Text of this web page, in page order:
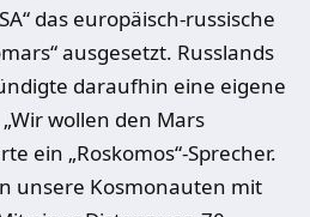
das europäisch-russische
ausgesetzt. Russlands
daraufhin eine eigene
wollen den Mars
ein „Roskomos“-Sprecher.
unsere Kosmonauten mit